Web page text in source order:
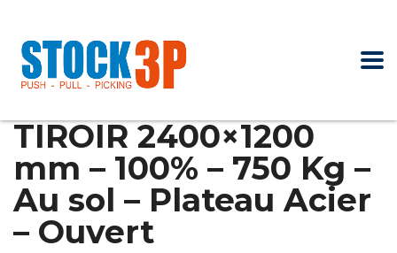
TIROIR 2400×1200
mm – 100% – 750 Kg –
Au sol – Plateau Acier
– Ouvert